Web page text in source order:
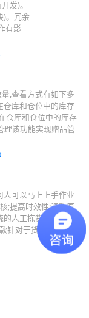
发)。
)。冗余
有影
,查看方式有如下多
仓库和仓位中的库存
仓库和仓位中的库存
理该功能实现赠品管
人可以马上上手作业
;提高时效性;调整原
人工拣货要效率得
针对于货物代运公司